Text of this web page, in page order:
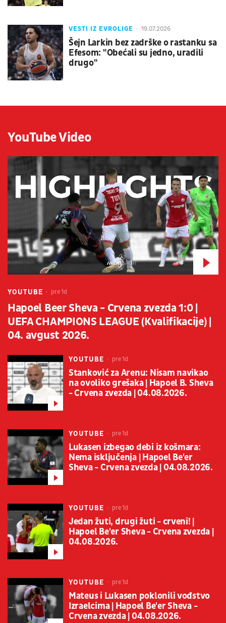
VESTI IZ EVROLIGE 19.07.2026
Šejn Larkin bez zadrške o rastanku sa
Efesom: "Obećali su jedno, uradili
drugo"
YouTube Video
YOUTUBE pre 1d
Hapoel Beer Sheva - Crvena zvezda 1:0 |
UEFA CHAMPIONS LEAGUE (Kvalifikacije) |
04. avgust 2026.
YOUTUBE pre 1d
Stanković za Arenu: Nisam navikao
na ovoliko grešaka | Hapoel B. Sheva
- Crvena zvezda | 04.08.2026.
YOUTUBE pre 1d
Lukasen izbegao debi iz košmara:
Nema isključenja | Hapoel Be'er
Sheva - Crvena zvezda | 04.08.2026.
YOUTUBE pre 1d
Jedan žuti, drugi žuti - crveni! |
Hapoel Be'er Sheva - Crvena zvezda |
04.08.2026.
YOUTUBE pre 1d
Mateus i Lukasen poklonili vođstvo
Izraelcima | Hapoel Be'er Sheva -
Crvena zvezda | 04.08.2026.